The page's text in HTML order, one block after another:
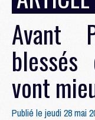
Avant
vont
Publié le jeudi 28 mai